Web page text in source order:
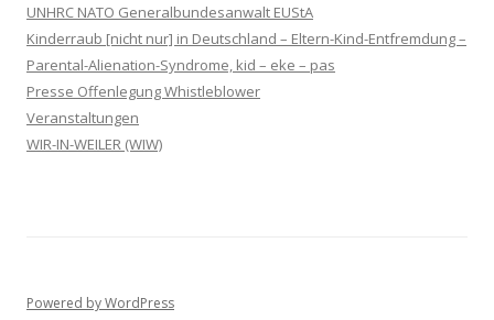
UNHRC NATO Generalbundesanwalt EUStA
Kinderraub [nicht nur] in Deutschland – Eltern-Kind-Entfremdung –
Parental-Alienation-Syndrome, kid – eke – pas
Presse Offenlegung Whistleblower
Veranstaltungen
WIR-IN-WEILER (WIW)
Powered by WordPress